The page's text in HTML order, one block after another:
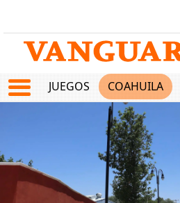
JUEGOS COAHUILA